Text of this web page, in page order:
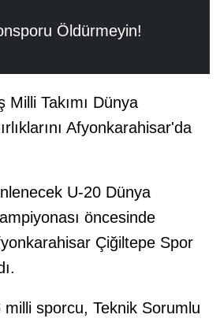
Öldürmeyin!
Milli Takımı Dünya
Afyonkarahisar'da
U-20 Dünya
öncesinde
Çiğiltepe Spor
milli sporcu, Teknik Sorumlu